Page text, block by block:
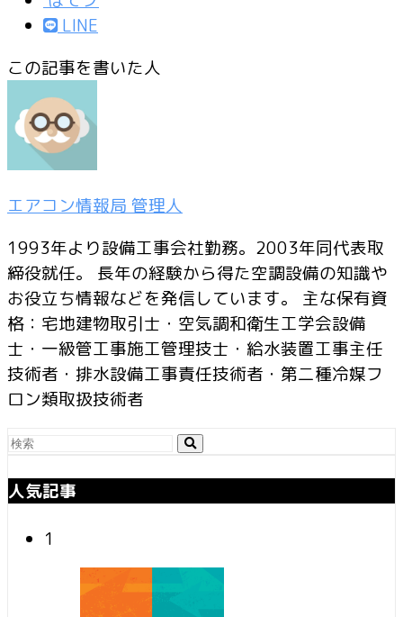
LINE
この記事を書いた人
エアコン情報局 管理人
1993年より設備工事会社勤務。2003年同代表取
締役就任。 長年の経験から得た空調設備の知識や
お役立ち情報などを発信しています。 主な保有資
格：宅地建物取引士・空気調和衛生工学会設備
士・一級管工事施工管理技士・給水装置工事主任
技術者・排水設備工事責任技術者・第二種冷媒フ
ロン類取扱技術者
人気記事
1